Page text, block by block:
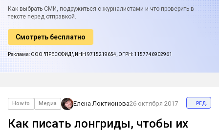
Как выбрать СМИ, подружиться с журналистами и что проверить в
тексте перед отправкой.
Смотреть бесплатно
Реклама: ООО "ПРЕССФИД", ИНН 9715219654, ОГРН: 1157746902961
How to Медиа Елена Локтионова26 октября 2017 ред.
Как писать лонгриды, чтобы их